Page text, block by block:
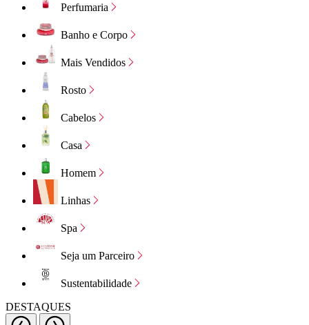
Perfumaria
Banho e Corpo
Mais Vendidos
Rosto
Cabelos
Casa
Homem
Linhas
Spa
Seja um Parceiro
Sustentabilidade
DESTAQUES